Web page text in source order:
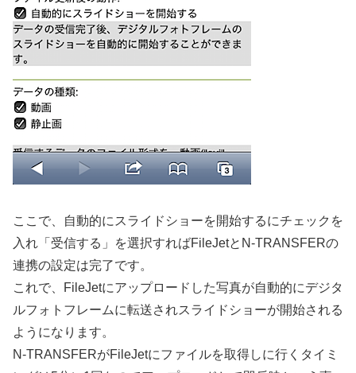
ここで、自動的にスライドショーを開始するにチェックを
入れ「受信する」を選択すればFileJetとN-TRANSFERの
連携の設定は完了です。
これで、FileJetにアップロードした写真が自動的にデジタ
ルフォトフレームに転送されスライドショーが開始される
ようになります。
N-TRANSFERがFileJetにファイルを取得しに行くタイミ